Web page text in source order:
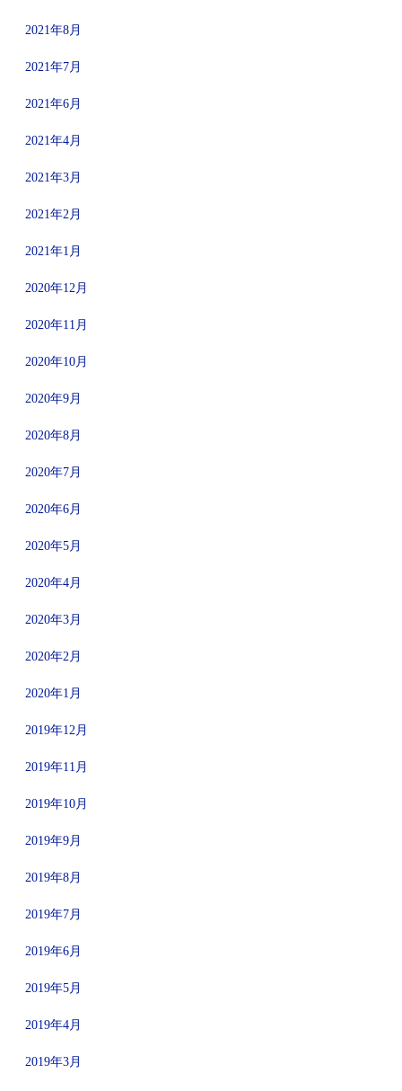
2021年8月
2021年7月
2021年6月
2021年4月
2021年3月
2021年2月
2021年1月
2020年12月
2020年11月
2020年10月
2020年9月
2020年8月
2020年7月
2020年6月
2020年5月
2020年4月
2020年3月
2020年2月
2020年1月
2019年12月
2019年11月
2019年10月
2019年9月
2019年8月
2019年7月
2019年6月
2019年5月
2019年4月
2019年3月